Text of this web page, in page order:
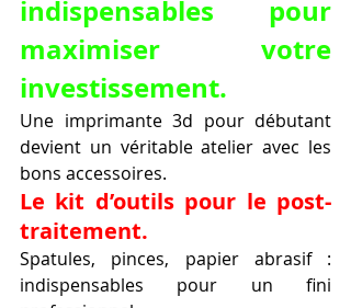
indispensables pour
maximiser votre
investissement.
Une imprimante 3d pour débutant
devient un véritable atelier avec les
bons accessoires.
Le kit d’outils pour le post-
traitement.
Spatules, pinces, papier abrasif :
indispensables pour un fini